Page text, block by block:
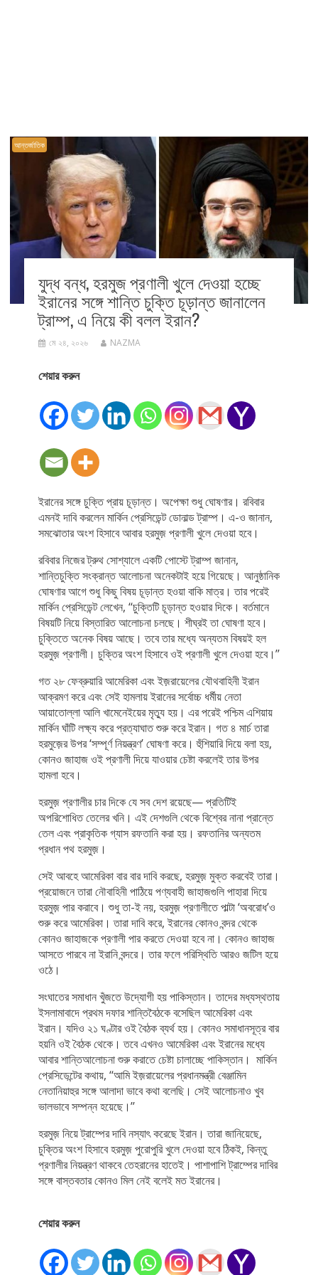
আন্তর্জাতিক
যুদ্ধ বন্ধ, হরমুজ প্রণালী খুলে দেওয়া হচ্ছে
ইরানের সঙ্গে শান্তি চুক্তি চূড়ান্ত জানালেন
ট্রাম্প, এ নিয়ে কী বলল ইরান?
মে ২৪, ২০২৬ NAZMA
শেয়ার করুন
ইরানের সঙ্গে চুক্তি প্রায় চূড়ান্ত। অপেক্ষা শুধু ঘোষণার। রবিবার
এমনই দাবি করলেন মার্কিন প্রেসিডেন্ট ডোনাল্ড ট্রাম্প। এ-ও জানান,
সমঝোতার অংশ হিসাবে আবার হরমুজ় প্রণালী খুলে দেওয়া হবে।
রবিবার নিজের ট্রুথ সোশ্যালে একটি পোস্টে ট্রাম্প জানান,
শান্তিচুক্তি সংক্রান্ত আলোচনা অনেকটাই হয়ে গিয়েছে। আনুষ্ঠানিক
ঘোষণার আগে শুধু কিছু বিষয় চূড়ান্ত হওয়া বাকি মাত্র। তার পরেই
মার্কিন প্রেসিডেন্ট লেখেন, ‘‘চুক্তিটি চূড়ান্ত হওয়ার দিকে। বর্তমানে
বিষয়টি নিয়ে বিস্তারিত আলোচনা চলছে। শীঘ্রই তা ঘোষণা হবে।
চুক্তিতে অনেক বিষয় আছে। তবে তার মধ্যে অন্যতম বিষয়ই হল
হরমুজ় প্রণালী। চুক্তির অংশ হিসাবে ওই প্রণালী খুলে দেওয়া হবে।’’
গত ২৮ ফেব্রুয়ারি আমেরিকা এবং ইজ়রায়েলের যৌথবাহিনী ইরান
আক্রমণ করে এবং সেই হামলায় ইরানের সর্বোচ্চ ধর্মীয় নেতা
আয়াতোল্লা আলি খামেনেইয়ের মৃত্যু হয়। এর পরেই পশ্চিম এশিয়ায়
মার্কিন ঘাঁটি লক্ষ্য করে প্রত্যাঘাত শুরু করে ইরান। গত ৪ মার্চ তারা
হরমুজ়ের উপর ‘সম্পূর্ণ নিয়ন্ত্রণ’ ঘোষণা করে। হুঁশিয়ারি দিয়ে বলা হয়,
কোনও জাহাজ ওই প্রণালী দিয়ে যাওয়ার চেষ্টা করলেই তার উপর
হামলা হবে।
হরমুজ় প্রণালীর চার দিকে যে সব দেশ রয়েছে— প্রতিটিই
অপরিশোধিত তেলের খনি। এই দেশগুলি থেকে বিশ্বের নানা প্রান্তে
তেল এবং প্রাকৃতিক গ্যাস রফতানি করা হয়। রফতানির অন্যতম
প্রধান পথ হরমুজ়।
সেই আবহে আমেরিকা বার বার দাবি করছে, হরমুজ় মুক্ত করবেই তারা।
প্রয়োজনে তারা নৌবাহিনী পাঠিয়ে পণ্যবাহী জাহাজগুলি পাহারা দিয়ে
হরমুজ় পার করাবে। শুধু তা-ই নয়, হরমুজ় প্রণালীতে পাল্টা ‘অবরোধ’ও
শুরু করে আমেরিকা। তারা দাবি করে, ইরানের কোনও বন্দর থেকে
কোনও জাহাজকে প্রণালী পার করতে দেওয়া হবে না। কোনও জাহাজ
আসতে পারবে না ইরানি বন্দরে। তার ফলে পরিস্থিতি আরও জটিল হয়ে
ওঠে।
সংঘাতের সমাধান খুঁজতে উদ্যোগী হয় পাকিস্তান। তাদের মধ্যস্থতায়
ইসলামাবাদে প্রথম দফার শান্তিবৈঠকে বসেছিল আমেরিকা এবং
ইরান। যদিও ২১ ঘণ্টার ওই বৈঠক ব্যর্থ হয়। কোনও সমাধানসূত্র বার
হয়নি ওই বৈঠক থেকে। তবে এখনও আমেরিকা এবং ইরানের মধ্যে
আবার শান্তিআলোচনা শুরু করাতে চেষ্টা চালাচ্ছে পাকিস্তান। মার্কিন
প্রেসিডেন্টের কথায়, ‘‘আমি ইজ়রায়েলের প্রধানমন্ত্রী বেঞ্জামিন
নেতানিয়াহুর সঙ্গে আলাদা ভাবে কথা বলেছি। সেই আলোচনাও খুব
ভালভাবে সম্পন্ন হয়েছে।’’
হরমুজ় নিয়ে ট্রাম্পের দাবি নস্যাৎ করেছে ইরান। তারা জানিয়েছে,
চুক্তির অংশ হিসাবে হরমুজ় পুরোপুরি খুলে দেওয়া হবে ঠিকই, কিন্তু
প্রণালীর নিয়ন্ত্রণ থাকবে তেহরানের হাতেই। পাশাপাশি ট্রাম্পের দাবির
সঙ্গে বাস্তবতার কোনও মিল নেই বলেই মত ইরানের।
শেয়ার করুন